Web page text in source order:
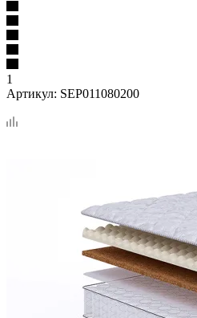
1
Артикул: SEP011080200